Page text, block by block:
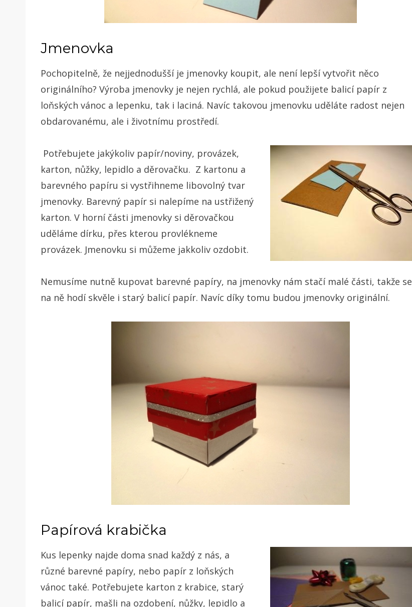
Jmenovka
Pochopitelně, že nejjednodušší je jmenovky koupit, ale není lepší vytvořit něco
originálního? Výroba jmenovky je nejen rychlá, ale pokud použijete balicí papír z
loňských vánoc a lepenku, tak i laciná. Navíc takovou jmenovku uděláte radost nejen
obdarovanému, ale i životnímu prostředí.
Potřebujete jakýkoliv papír/noviny, provázek,
karton, nůžky, lepidlo a děrovačku. Z kartonu a
barevného papíru si vystřihneme libovolný tvar
jmenovky. Barevný papír si nalepíme na ustřižený
karton. V horní části jmenovky si děrovačkou
uděláme dírku, přes kterou provlékneme
provázek. Jmenovku si můžeme jakkoliv ozdobit.
Nemusíme nutně kupovat barevné papíry, na jmenovky nám stačí malé části, takže se
na ně hodí skvěle i starý balicí papír. Navíc díky tomu budou jmenovky originální.
Papírová krabička
Kus lepenky najde doma snad každý z nás, a
různé barevné papíry, nebo papír z loňských
vánoc také. Potřebujete karton z krabice, starý
balicí papír, mašli na ozdobení, nůžky, lepidlo a